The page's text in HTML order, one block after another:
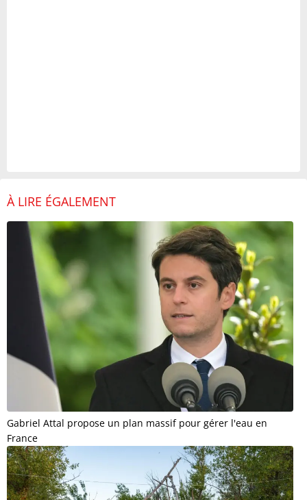
À LIRE ÉGALEMENT
Gabriel Attal propose un plan massif pour gérer l'eau en
France